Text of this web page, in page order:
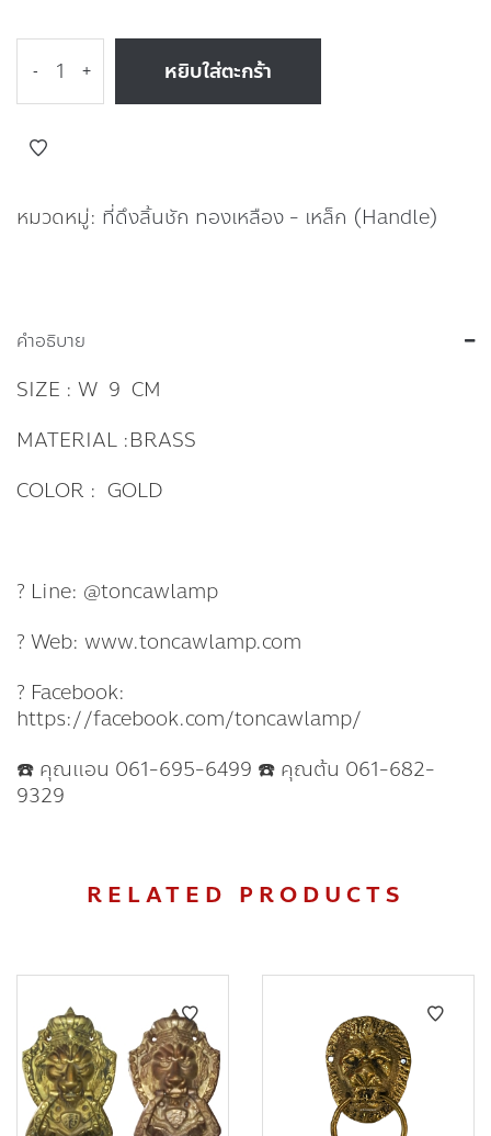
- + หยิบใส่ตะกร้า
หมวดหมู่: ที่ดึงลิ้นชัก ทองเหลือง - เหล็ก (Handle)
คำอธิบาย
SIZE : W 9 CM
MATERIAL :BRASS
COLOR : GOLD
? Line: @toncawlamp
? Web: www.toncawlamp.com
? Facebook:
https://facebook.com/toncawlamp/
☎️ คุณแอน 061-695-6499 ☎️ คุณต้น 061-682-
9329
RELATED PRODUCTS